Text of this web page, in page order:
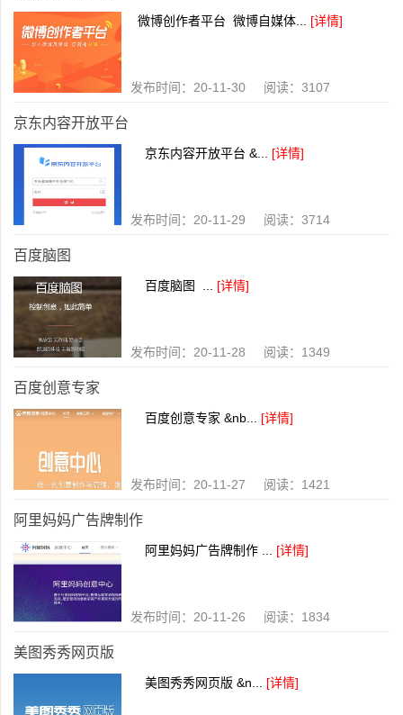
微博创作者平台 微博自媒体... [详情]
发布时间：20-11-30 阅读：3107
京东内容开放平台
京东内容开放平台 &... [详情]
发布时间：20-11-29 阅读：3714
百度脑图
百度脑图 ... [详情]
发布时间：20-11-28 阅读：1349
百度创意专家
百度创意专家 &nb... [详情]
发布时间：20-11-27 阅读：1421
阿里妈妈广告牌制作
阿里妈妈广告牌制作 ... [详情]
发布时间：20-11-26 阅读：1834
美图秀秀网页版
美图秀秀网页版 &n... [详情]